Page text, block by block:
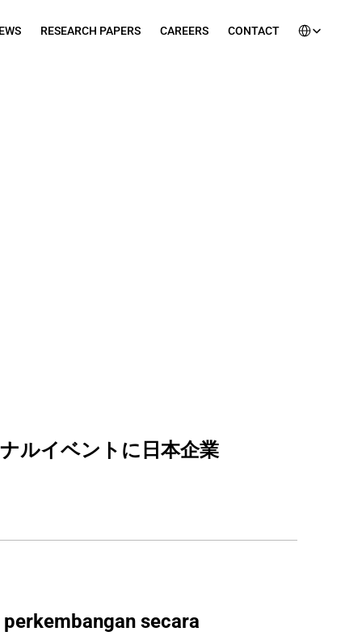
RESEARCH PAPERS CAREERS CONTACT
ルイベントに日本企業
secara